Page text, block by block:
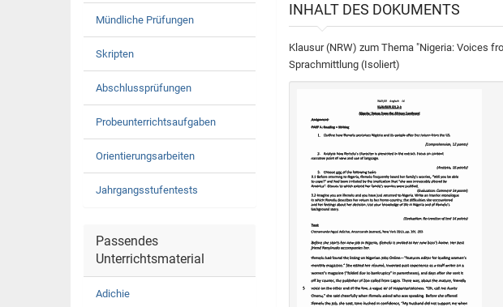
Mündliche Prüfungen
Skripten
Abschlussprüfungen
Probeunterrichtsaufgaben
Orientierungsarbeiten
Jahrgangsstufentests
Passendes
Unterrichtsmaterial
Adichie
INHALT DES DOKUMENTS
Klausur (NRW) zum Thema "Nigeria: Voices
Sprachmittlung (Isoliert)